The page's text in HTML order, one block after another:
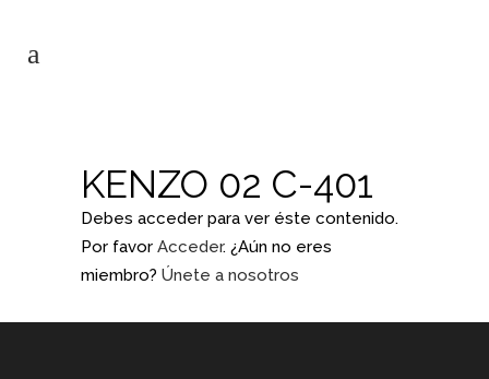
KENZO 02 C-401
Debes acceder para ver éste contenido.
Por favor Acceder. ¿Aún no eres
miembro? Únete a nosotros